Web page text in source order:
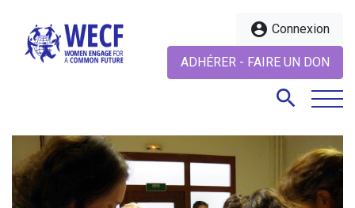
account_circle Connexion
ADHÉRER - FAIRE UN DON
search
search